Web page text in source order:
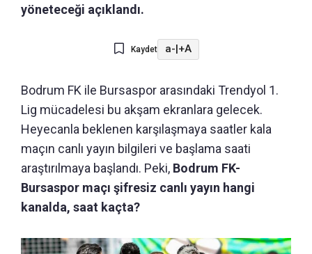
yöneteceği açıklandı.
Kaydet a- +A
Bodrum FK ile Bursaspor arasındaki Trendyol 1.
Lig mücadelesi bu akşam ekranlara gelecek.
Heyecanla beklenen karşılaşmaya saatler kala
maçın canlı yayın bilgileri ve başlama saati
araştırılmaya başlandı. Peki, Bodrum FK-
Bursaspor maçı şifresiz canlı yayın hangi
kanalda, saat kaçta?